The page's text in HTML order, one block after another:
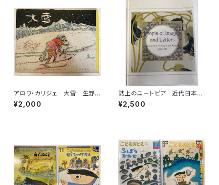
アロワ・カリジェ 大雪 生野
幸吉・訳 函 1965年 岩波
書店刊
¥2,000
誌上のユートピア 近代日本の
絵画と美術雑誌1889-1915
神奈川県立近代美術館(編) 美
¥2,500